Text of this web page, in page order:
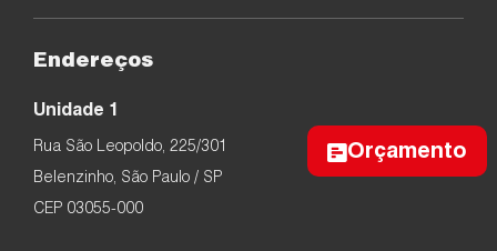
Endereços
Unidade 1
Rua São Leopoldo, 225/301
Belenzinho, São Paulo / SP
CEP 03055-000
Orçamento